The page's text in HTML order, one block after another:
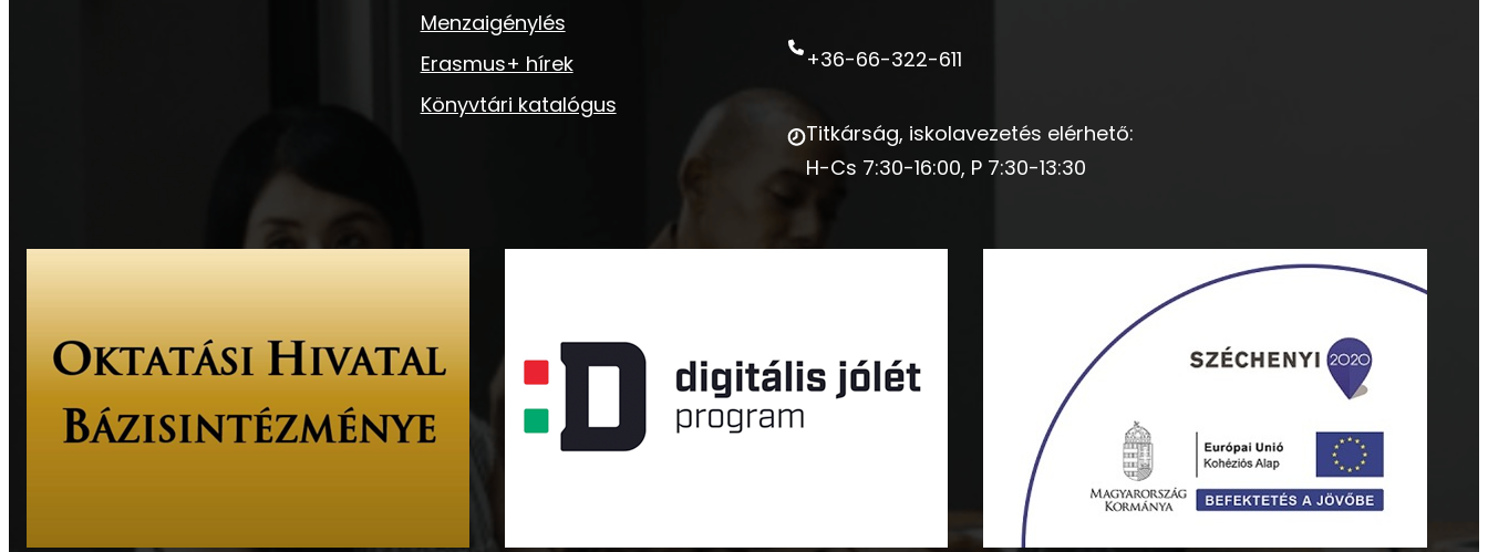
Menzaigénylés
Erasmus+ hírek
Könyvtári katalógus
+36-66-322-611
Titkárság, iskolavezetés elérhető:
H-Cs 7:30-16:00, P 7:30-13:30